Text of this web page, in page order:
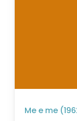
Me e me